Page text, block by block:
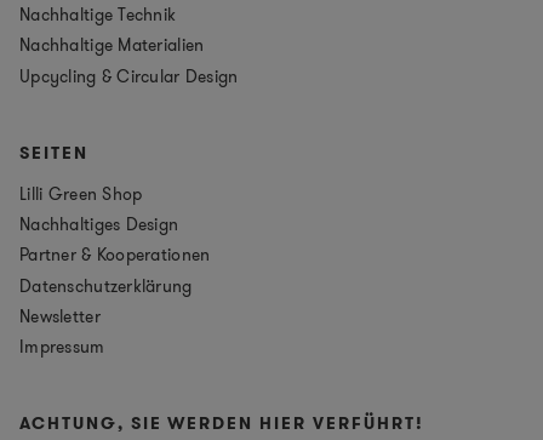
Nachhaltige Technik
Nachhaltige Materialien
Upcycling & Circular Design
SEITEN
Lilli Green Shop
Nachhaltiges Design
Partner & Kooperationen
Datenschutzerklärung
Newsletter
Impressum
ACHTUNG, SIE WERDEN HIER VERFÜHRT!